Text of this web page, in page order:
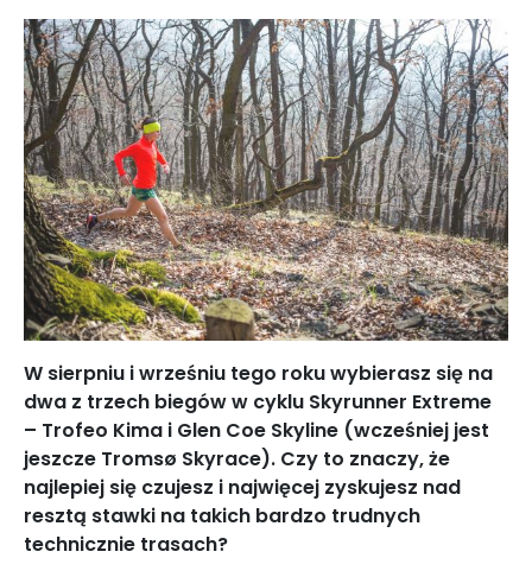
W sierpniu i wrześniu tego roku wybierasz się na
dwa z trzech biegów w cyklu Skyrunner Extreme
– Trofeo Kima i Glen Coe Skyline (wcześniej jest
jeszcze Tromsø Skyrace). Czy to znaczy, że
najlepiej się czujesz i najwięcej zyskujesz nad
resztą stawki na takich bardzo trudnych
technicznie trasach?